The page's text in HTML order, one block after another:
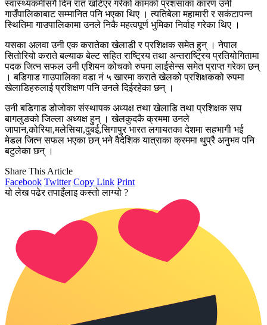
स्वास्थ्यकर्मीसगैं दिन रात खटिएर गरेको कामको प्रशसांका कारण उनी
गाउँपालिकाबाट सम्मानित पनि भएका थिए । त्यतिबेला महामारी र सकंटापन्न
स्थितिमा गाउपालिकामा उनले निकै महत्वपूर्ण भुमिका निर्वाह गरेका थिए ।
यसका अलवा उनी एक करातेका खेलाडी र प्रशिक्षक समेत हुन् । नेपाल
सितोरियो कराते बल्याक बेल्ट सहित राष्ट्रिय तथा अन्तराष्ट्रिय प्रतियोगितामा
पदक जित्न सफल उनी एशियन कोचको रुपमा लाईसेन्स समेत प्राप्त गरेका छन्
। बडिगाड गाउपालिका वडा नं ५ खारमा कराते खेलको प्रशिक्षकको रुपमा
खेलाडिहरुलाई प्रशिक्षण पनि उनले दिईरहेका छन् ।
उनी बडिगाड डोजोका संस्थापक अध्यक्ष तथा खेलाडि तथा प्रशिक्षक सघ
बागलुङको जिल्ला अध्यक्ष हुन् । खेलकुदकै क्रममा उनले
जापान,कोरिया,मलेसिया,दुबई,सिगापुर भारत लगायतका देशमा सहभागी भई
मेडल जित्न सफल भएका छन् भने वैदेशिक यात्राका क्रममा थुप्रै अनुभव पनि
बटुलेका छन् ।
Share This Article
Facebook Twitter Copy Link Print
यो लेख पढेर तपाइँलाइ कस्तो लाग्यो ?